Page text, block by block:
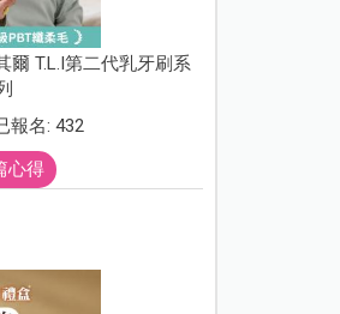
爾 T.L.I第二代乳牙刷系
報名: 432
心得